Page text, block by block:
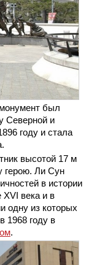
был
Северной и
году и стала
высотой 17 м
герою. Ли Сун
в истории
века и в
одну из которых
1968 году в
.